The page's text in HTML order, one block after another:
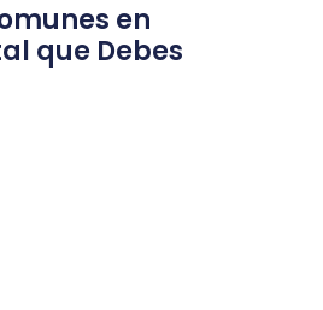
en
que Debes